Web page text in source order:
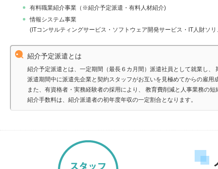
有料職業紹介事業（※紹介予定派遣・有料人材紹介)
情報システム事業
(ITコンサルティングサービス・ソフトウェア開発サービス・IT人財ソ
紹介予定派遣とは
紹介予定派遣とは、一定期間（最長６カ月間）派遣社員として就業し
派遣期間中に派遣先企業と契約スタッフがお互いを見極めてからの雇
また、有資格者・実務経験者の採用により、 教育費削減と人事業務の
紹介手数料は、紹介派遣者の初年度年収の一定割合となります。